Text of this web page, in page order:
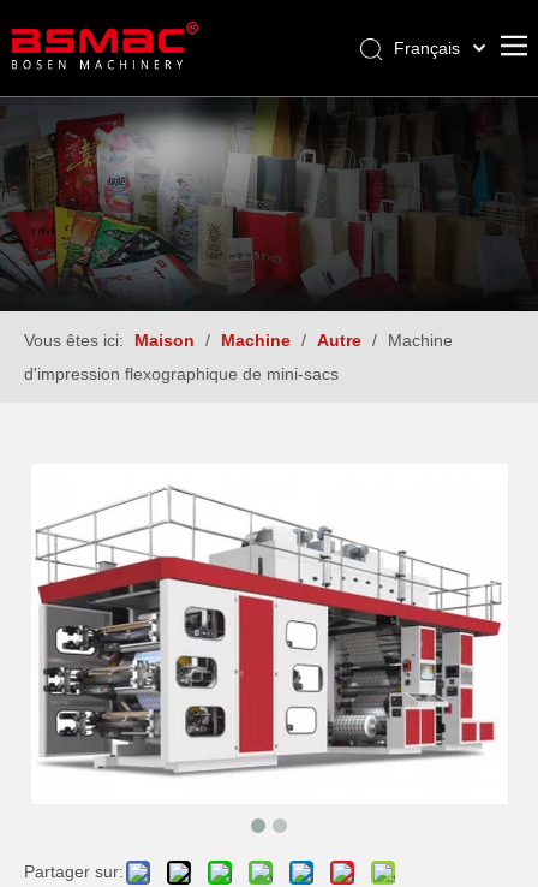
Français
العربية
Pусский
Español
Türk dili
Vous êtes ici: Maison / Machine / Autre /
Machine
d'impression flexographique de mini-sacs
Partager sur: